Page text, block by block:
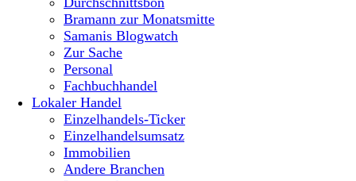
Bramann zur Monatsmitte
Samanis Blogwatch
Zur Sache
Personal
Fachbuchhandel
Lokaler Handel
Einzelhandels-Ticker
Einzelhandelsumsatz
Immobilien
Andere Branchen